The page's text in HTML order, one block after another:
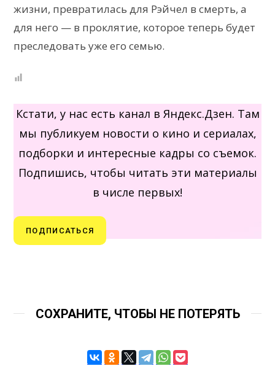
жизни, превратилась для Рэйчел в смерть, а
для него — в проклятие, которое теперь будет
преследовать уже его семью.
Кстати, у нас есть канал в Яндекс.Дзен. Там
мы публикуем новости о кино и сериалах,
подборки и интересные кадры со съемок.
Подпишись, чтобы читать эти материалы
в числе первых!
ПОДПИСАТЬСЯ
СОХРАНИТЕ, ЧТОБЫ НЕ ПОТЕРЯТЬ